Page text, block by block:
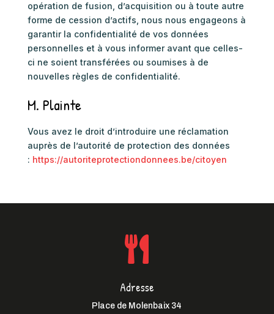
opération de fusion, d’acquisition ou à toute autre
forme de cession d’actifs, nous nous engageons à
garantir la confidentialité de vos données
personnelles et à vous informer avant que celles-
ci ne soient transférées ou soumises à de
nouvelles règles de confidentialité.
M. Plainte
Vous avez le droit d’introduire une réclamation
auprès de l’autorité de protection des données
: https://autoriteprotectiondonnees.be/citoyen

Adresse
Place de Molenbaix 34